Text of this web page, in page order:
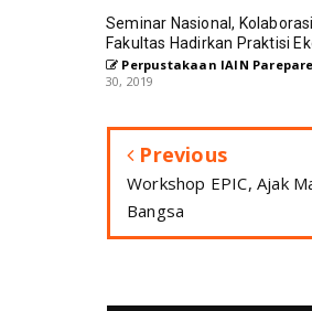
Seminar Nasional,
Fakultas Hadirkan Praktisi
Perpustakaan IAIN Parepare
30, 2019
Previous
Workshop EPIC, Ajak
Bangsa